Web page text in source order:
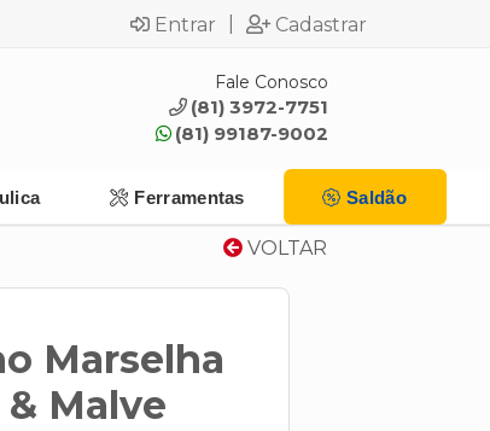
Entrar Cadastrar
Fale Conosco
(81) 3972-7751
(81) 99187-9002
Ferramentas Saldão
VOLTAR
Marselha
Malve